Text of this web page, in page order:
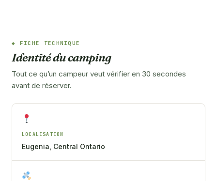
FICHE TECHNIQUE
Identité du camping
Tout ce qu’un campeur veut vérifier en 30 secondes
avant de réserver.
LOCALISATION
Eugenia, Central Ontario